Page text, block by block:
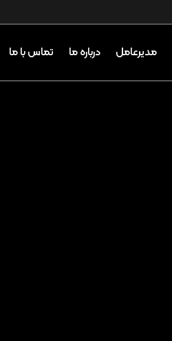
مدیرعامل درباره ما تماس با ما